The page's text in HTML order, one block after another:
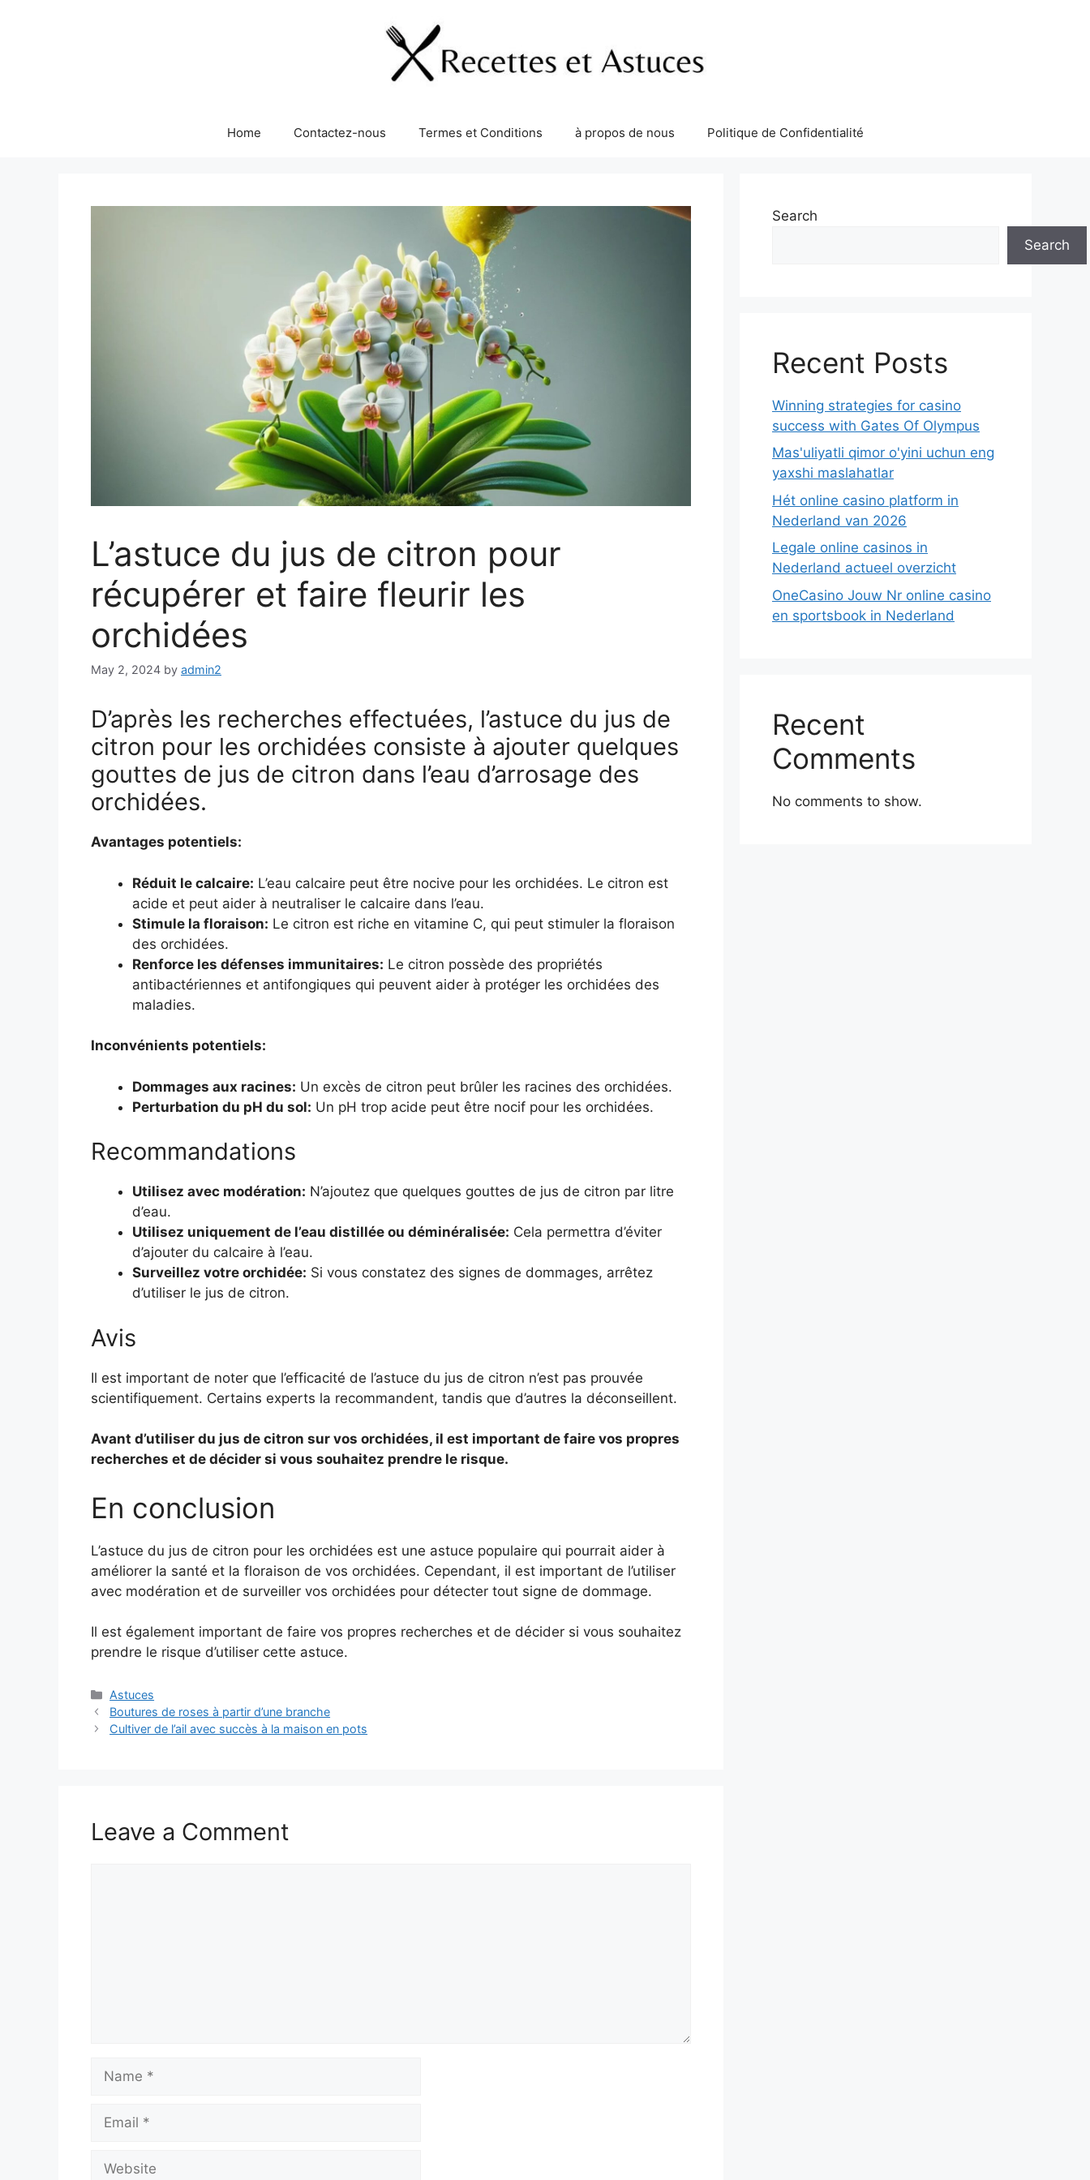
Home Contactez-nous Termes et Conditions à propos de nous Politique de Confidentialité
L’astuce du jus de citron pour
récupérer et faire fleurir les
orchidées
May 2, 2024 by admin2
D’après les recherches effectuées, l’astuce du jus de
citron pour les orchidées consiste à ajouter quelques
gouttes de jus de citron dans l’eau d’arrosage des
orchidées.
Avantages potentiels:
Réduit le calcaire: L’eau calcaire peut être nocive pour les orchidées. Le citron est
acide et peut aider à neutraliser le calcaire dans l’eau.
Stimule la floraison: Le citron est riche en vitamine C, qui peut stimuler la floraison
des orchidées.
Renforce les défenses immunitaires: Le citron possède des propriétés
antibactériennes et antifongiques qui peuvent aider à protéger les orchidées des
maladies.
Inconvénients potentiels:
Dommages aux racines: Un excès de citron peut brûler les racines des orchidées.
Perturbation du pH du sol: Un pH trop acide peut être nocif pour les orchidées.
Recommandations
Utilisez avec modération: N’ajoutez que quelques gouttes de jus de citron par litre
d’eau.
Utilisez uniquement de l’eau distillée ou déminéralisée: Cela permettra d’éviter
d’ajouter du calcaire à l’eau.
Surveillez votre orchidée: Si vous constatez des signes de dommages, arrêtez
d’utiliser le jus de citron.
Avis
Il est important de noter que l’efficacité de l’astuce du jus de citron n’est pas prouvée
scientifiquement. Certains experts la recommandent, tandis que d’autres la déconseillent.
Avant d’utiliser du jus de citron sur vos orchidées, il est important de faire vos propres
recherches et de décider si vous souhaitez prendre le risque.
En conclusion
L’astuce du jus de citron pour les orchidées est une astuce populaire qui pourrait aider à
améliorer la santé et la floraison de vos orchidées. Cependant, il est important de l’utiliser
avec modération et de surveiller vos orchidées pour détecter tout signe de dommage.
Il est également important de faire vos propres recherches et de décider si vous souhaitez
prendre le risque d’utiliser cette astuce.
Categories
Astuces
Boutures de roses à partir d’une branche
Cultiver de l’ail avec succès à la maison en pots
Leave a Comment
Search
Search
Recent Posts
Winning strategies for casino
success with Gates Of Olympus
Mas'uliyatli qimor o'yini uchun eng
yaxshi maslahatlar
Hét online casino platform in
Nederland van 2026
Legale online casinos in
Nederland actueel overzicht
OneCasino Jouw Nr online casino
en sportsbook in Nederland
Recent
Comments
No comments to show.